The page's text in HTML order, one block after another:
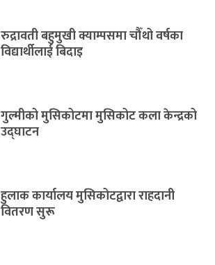
रुद्रावती बहुमुखी क्याम्पसमा चौँथो वर्षका
विद्यार्थीलाई बिदाइ
गुल्मीको मुसिकोटमा मुसिकोट कला केन्द्रको
उद्घाटन
हुलाक कार्यालय मुसिकोटद्वारा राहदानी
वितरण सुरू